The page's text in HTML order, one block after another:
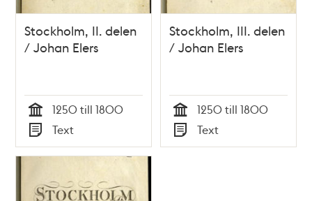
Stockholm, II. delen
/ Johan Elers
Tid
1250 till 1800
Typ
Text
Stockholm, III. delen
/ Johan Elers
Tid
1250 till 1800
Typ
Text